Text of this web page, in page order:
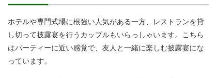
ホテルや専門式場に根強い人気がある一方、レストランを貸
し切って披露宴を行うカップルもいらっしゃいます。こちら
はパーティーに近い感覚で、友人と一緒に楽しむ披露宴にな
っています。